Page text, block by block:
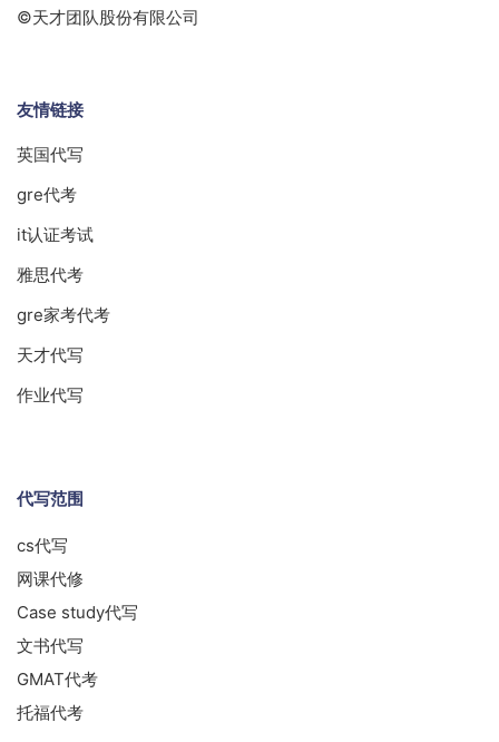
©天才团队股份有限公司
友情链接
英国代写
gre代考
it认证考试
雅思代考
gre家考代考
天才代写
作业代写
代写范围
cs代写
网课代修
Case study代写
文书代写
GMAT代考
托福代考